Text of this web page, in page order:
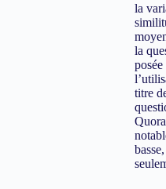
la
la
posée
titre